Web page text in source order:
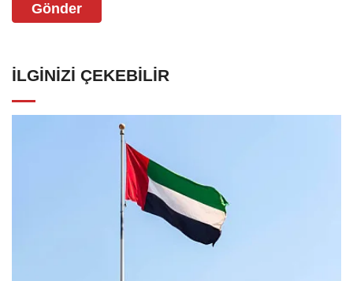
Gönder
İLGINIZI ÇEKEBILIR